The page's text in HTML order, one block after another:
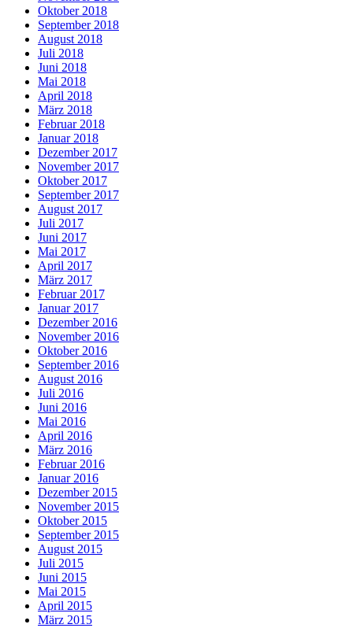
Oktober 2018
September 2018
August 2018
Juli 2018
Juni 2018
Mai 2018
April 2018
März 2018
Februar 2018
Januar 2018
Dezember 2017
November 2017
Oktober 2017
September 2017
August 2017
Juli 2017
Juni 2017
Mai 2017
April 2017
März 2017
Februar 2017
Januar 2017
Dezember 2016
November 2016
Oktober 2016
September 2016
August 2016
Juli 2016
Juni 2016
Mai 2016
April 2016
März 2016
Februar 2016
Januar 2016
Dezember 2015
November 2015
Oktober 2015
September 2015
August 2015
Juli 2015
Juni 2015
Mai 2015
April 2015
März 2015